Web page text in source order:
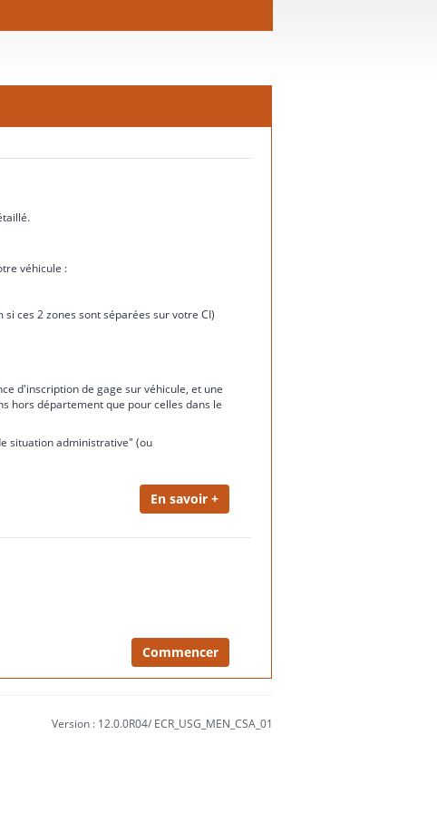
véhicule :
ces 2 zones sont séparées sur votre CI)
d'inscription de gage sur véhicule, et une
hors département que pour celles dans le
situation administrative" (ou
Version : 12.0.0R04/ ECR_USG_MEN_CSA_01